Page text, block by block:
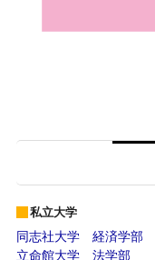
私立大学
同志社大学 経済学部
立命館大学 法学部